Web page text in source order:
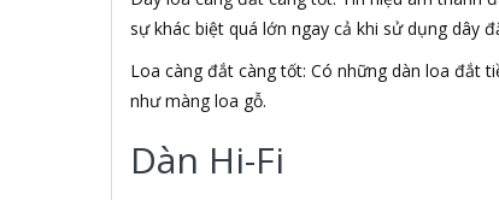
Agol
Ai Home
Aibo
Aiborg
Aibot
Aiphone Corporation
AIPTEK
sự khác biệt quá lớn ngay cả khi sử dụng dây
Loa càng đắt càng tốt: Có những dàn loa đắt
như màng loa gỗ.
Dàn Hi-Fi